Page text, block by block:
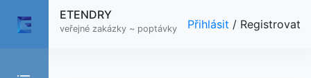
ETENDRY
veřejné zakázky ~ poptávky Přihlásit / Registrovat